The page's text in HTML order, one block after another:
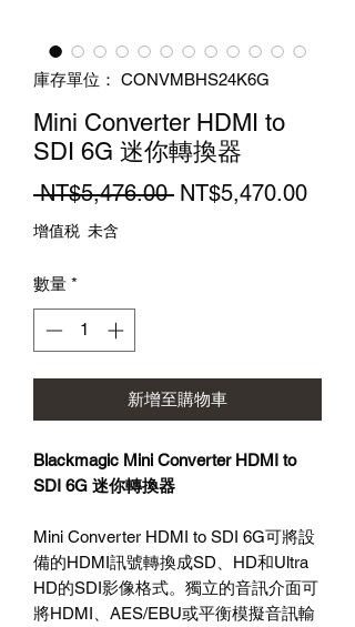
庫存單位： CONVMBHS24K6G
Mini Converter HDMI to
SDI 6G 迷你轉換器
NT$5,476.00 一
NT$5,470.00促
增值税 未含
數量 *
新增至購物車
Blackmagic Mini Converter HDMI to
SDI 6G 迷你轉換器
Mini Converter HDMI to SDI 6G可將設
備的HDMI訊號轉換成SD、HD和Ultra
HD的SDI影像格式。獨立的音訊介面可
將HDMI、AES/EBU或平衡模擬音訊輸